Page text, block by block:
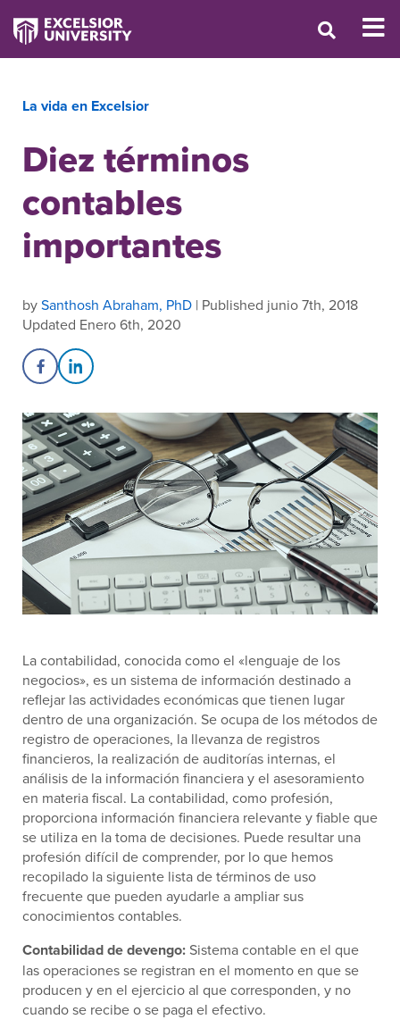
La vida en Excelsior
Diez términos
contables
importantes
bySanthosh Abraham, PhD | Published junio 7th, 2018
Updated Enero 6th, 2020
Share on Facebook
Share on LinkedIn
La contabilidad, conocida como el «lenguaje de los
negocios», es un sistema de información destinado a
reflejar las actividades económicas que tienen lugar
dentro de una organización. Se ocupa de los métodos de
registro de operaciones, la llevanza de registros
financieros, la realización de auditorías internas, el
análisis de la información financiera y el asesoramiento
en materia fiscal. La contabilidad, como profesión,
proporciona información financiera relevante y fiable que
se utiliza en la toma de decisiones. Puede resultar una
profesión difícil de comprender, por lo que hemos
recopilado la siguiente lista de términos de uso
frecuente que pueden ayudarle a ampliar sus
conocimientos contables.
Contabilidad de devengo:Sistema contable en el que
las operaciones se registran en el momento en que se
producen y en el ejercicio al que corresponden, y no
cuando se recibe o se paga el efectivo.